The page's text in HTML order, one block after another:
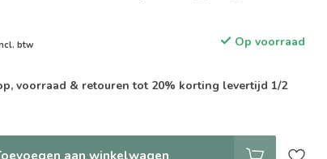
btw Op voorraad
voorraad & retouren tot 20% korting levertijd 1/2
aan winkelwagen